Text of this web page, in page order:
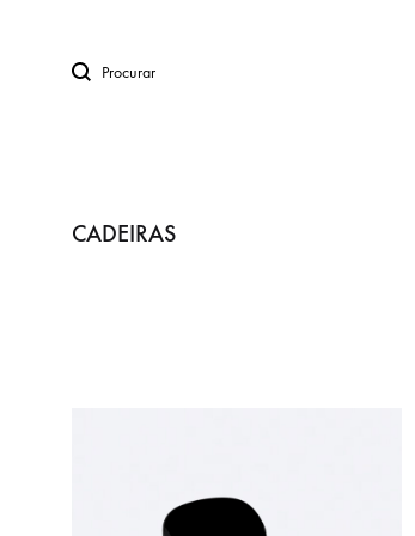
Procurar
LINHA URBAN™
CADEIRAS